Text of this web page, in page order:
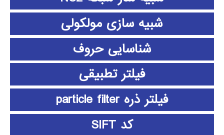
شبیه سازی مولکولی
شناسایی حروف
فیلتر تطبیقی
فیلتر ذره particle filter
کد SIFT